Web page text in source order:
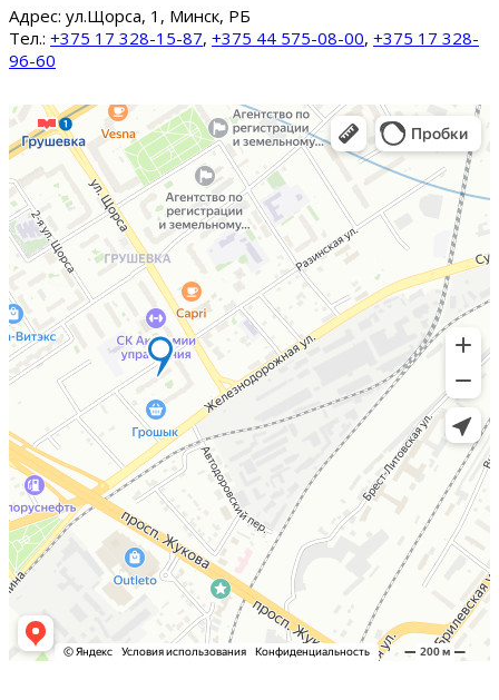
Адрес: ул.Щорса, 1, Минск, РБ
Тел.: +375 17 328-15-87, +375 44 575-08-00, +375 17 328-
96-60